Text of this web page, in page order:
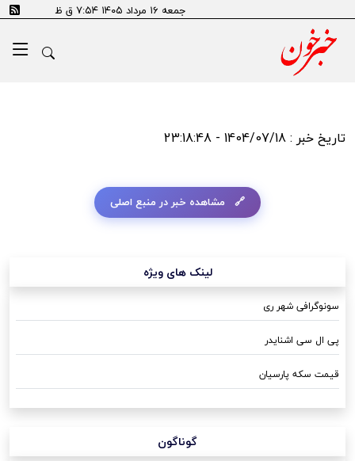
جمعه ۱۶ مرداد ۱۴۰۵ ۷:۵۴ ق ظ
تاریخ خبر : 1404/07/18 - 23:18:48
مشاهده خبر در منبع اصلی
لینک های ویژه
سونوگرافی شهر ری
پی ال سی اشنایدر
قیمت سکه پارسیان
گوناگون